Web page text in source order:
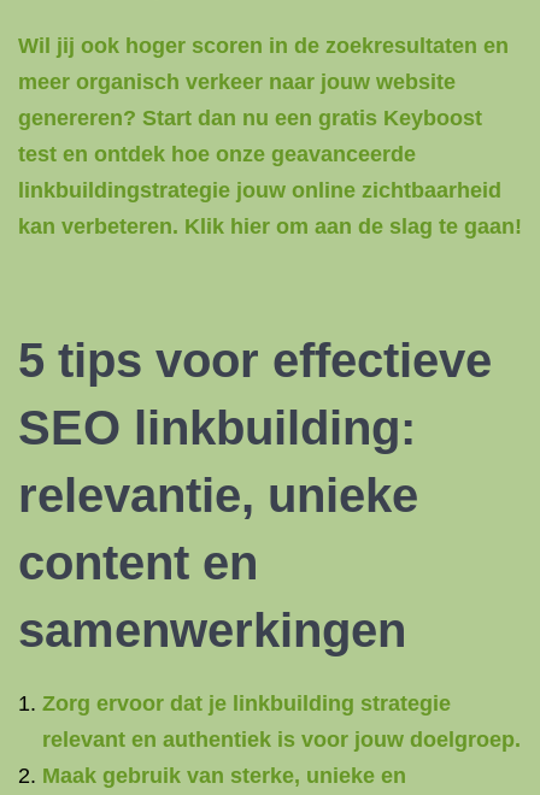
Wil jij ook hoger scoren in de zoekresultaten en
meer organisch verkeer naar jouw website
genereren? Start dan nu een gratis Keyboost
test en ontdek hoe onze geavanceerde
linkbuildingstrategie jouw online zichtbaarheid
kan verbeteren. Klik hier om aan de slag te gaan!
5 tips voor effectieve
SEO linkbuilding:
relevantie, unieke
content en
samenwerkingen
Zorg ervoor dat je linkbuilding strategie
relevant en authentiek is voor jouw doelgroep.
Maak gebruik van sterke, unieke en